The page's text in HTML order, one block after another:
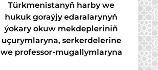
Türkmenistanyň harby we
hukuk goraýjy edaralarynyň
ýokary okuw mekdepleriniň
uçurymlaryna, serkerdelerine
we professor-mugallymlaryna